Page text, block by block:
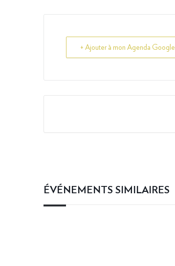
+ Ajouter à mon Agenda Google
ÉVÉNEMENTS SIMILAIRES